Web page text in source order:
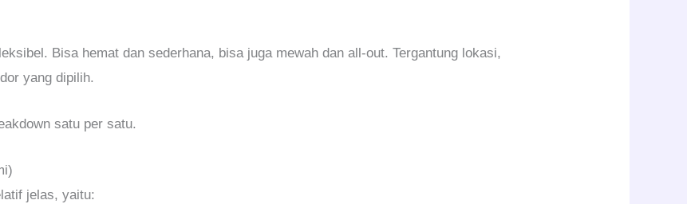
Bisa hemat dan sederhana, bisa juga mewah dan all-out. Tergantung lokasi,
yang dipilih.
satu per satu.
jelas, yaitu: